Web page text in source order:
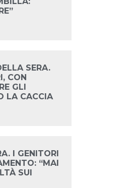
SERA.
CON
GLI
LA CACCIA
I GENITORI
“MAI
SUI